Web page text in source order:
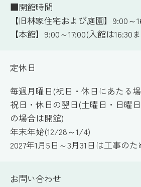
■開館時間
【旧林家住宅および庭園】9:00～
【本館】9:00～17:00(入館は16:30
定休日
毎週月曜日(祝日・休日にあたる
祝日・休日の翌日(土曜日・日曜
の場合は開館)
年末年始(12/28～1/4)
2027年1月5日～3月31日は工事の
お問い合わせ